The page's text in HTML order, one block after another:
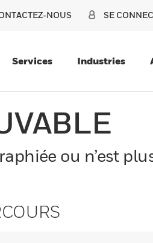
NOUS SE
Services Industries
ou n’est